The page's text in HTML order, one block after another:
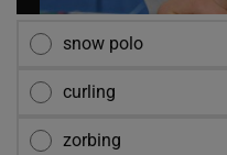
snow polo
curling
zorbing